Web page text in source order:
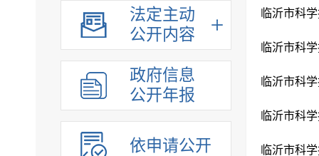
法定主动
公开内容
政府信息
公开年报
依申请公开
临沂市科
临沂市科
临沂市科
临沂市科
临沂市科